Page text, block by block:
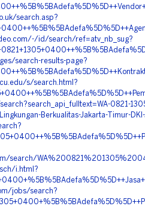
search.asp?
id/search/ref=atv_nb_sug?
search-results-page?
s/search.html?
0821-
Berkualitas-Jakarta-Timur-
search/
i.html?
jobs/search?